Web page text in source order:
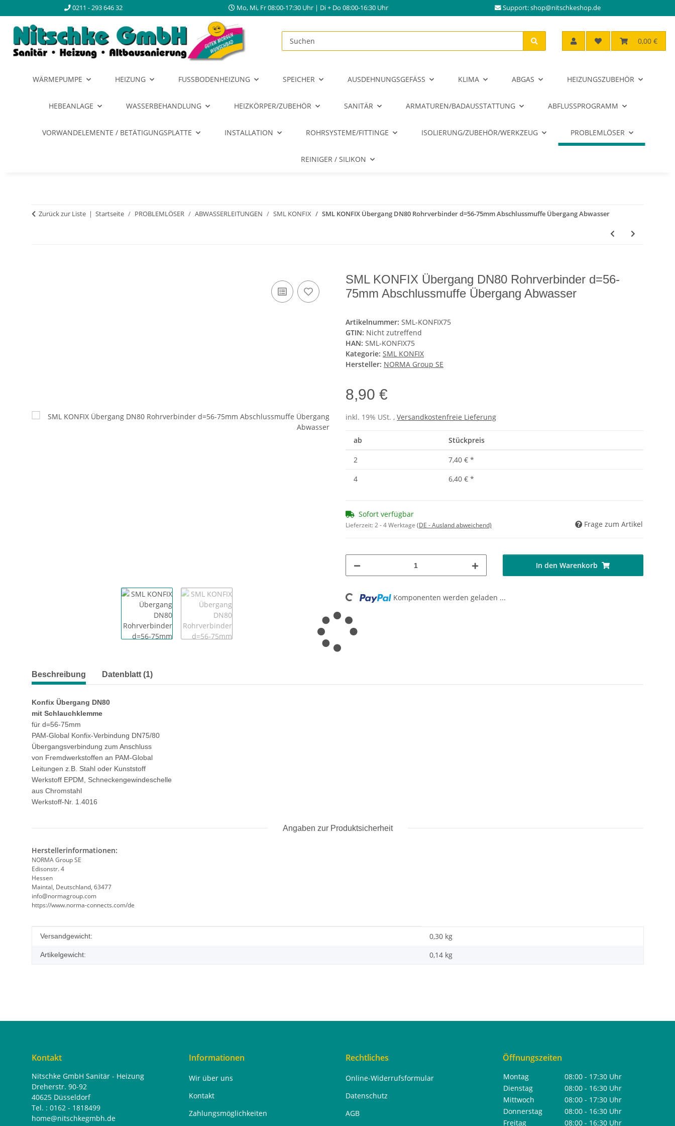
0211 - 293 646 32 Mo, Mi, Fr 08:00-17:30 Uhr | Di + Do 08:00-16:30 Uhr Support:shop@nitschkeshop.de
0,00 €
WÄRMEPUMPE HEIZUNG FUSSBODENHEIZUNG SPEICHER AUSDEHNUNGSGEFÄSS KLIMA ABGAS HEIZUNGSZUBEHÖR
HEBEANLAGE WASSERBEHANDLUNG HEIZKÖRPER/ZUBEHÖR SANITÄR ARMATUREN/BADAUSSTATTUNG ABFLUSSPROGRAMM
VORWANDELEMENTE / BETÄTIGUNGSPLATTE INSTALLATION ROHRSYSTEME/FITTINGE ISOLIERUNG/ZUBEHÖR/WERKZEUG PROBLEMLÖSER
REINIGER / SILIKON
Zurück zur Liste Startseite PROBLEMLÖSER ABWASSERLEITUNGEN SML KONFIX SML KONFIX Übergang DN80 Rohrverbinder d=56-75mm Abschlussmuffe Übergang Abwasser
SML KONFIX Übergang DN80 Rohrverbinder d=56-
75mm Abschlussmuffe Übergang Abwasser
Artikelnummer: SML-KONFIX75
GTIN: Nicht zutreffend
HAN: SML-KONFIX75
Kategorie: SML KONFIX
Hersteller: NORMA Group SE
8,90 €
inkl. 19% USt. , Versandkostenfreie Lieferung
ab Stückpreis
2 7,40 € *
4
6,40 € *
Sofort verfügbar
Lieferzeit:2 - 4 Werktage (DE - Ausland abweichend) Frage zum Artikel
In den Warenkorb
Loading... Komponenten werden geladen ...
weitere Registerkarten anzeigen
Beschreibung Datenblatt (1)
Konfix Übergang DN80
mit Schlauchklemme
für d=56-75mm
PAM-Global Konfix-Verbindung DN75/80
Übergangsverbindung zum Anschluss
von Fremdwerkstoffen an PAM-Global
Leitungen z.B. Stahl oder Kunststoff
Werkstoff EPDM, Schneckengewindeschelle
aus Chromstahl
Werkstoff-Nr. 1.4016
Angaben zur Produktsicherheit
Herstellerinformationen:
NORMA Group SE
Edisonstr. 4
Hessen
Maintal, Deutschland, 63477
info@normagroup.com
https://www.norma-connects.com/de
Produkteigenschaft
Wert
Versandgewicht: 0,30 kg
Artikelgewicht: 0,14 kg
Kontakt
Nitschke GmbH Sanitär - Heizung
Dreherstr. 90-92
40625 Düsseldorf
Tel. : 0162 - 1818499
home@nitschkegmbh.de
Informationen
Wir über uns
Kontakt
Zahlungsmöglichkeiten
Rechtliches
Online-Widerrufsformular
Datenschutz
AGB
Öffnungszeiten
Montag
08:00 - 17:30 Uhr
Dienstag
08:00 - 16:30 Uhr
Mittwoch
08:00 - 17:30 Uhr
Donnerstag
08:00 - 16:30 Uhr
Freitag
08:00 - 16:30 Uhr